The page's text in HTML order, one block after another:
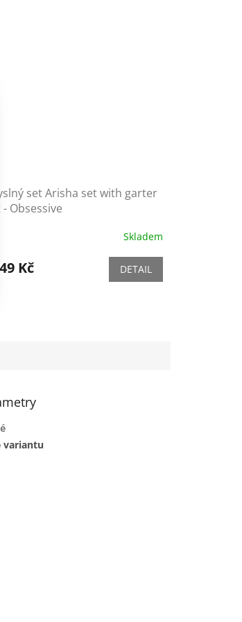
set Arisha set with garter
- Obsessive
Skladem
Kč DETAIL
variantu